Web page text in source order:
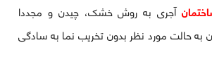
آجری به روش خشک، چیدن و مجددا
به حالت مورد نظر بدون تخریب نما به سادگی